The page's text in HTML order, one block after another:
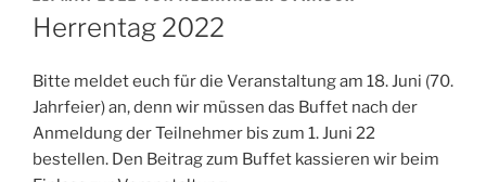
AM
Herrentag 2022
Bitte meldet euch für die Veranstaltung am 18. Juni (70.
Jahrfeier) an, denn wir müssen das Buffet nach der
Anmeldung der Teilnehmer bis zum 1. Juni 22
bestellen. Den Beitrag zum Buffet kassieren wir beim